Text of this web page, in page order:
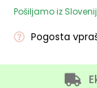
Pošiljamo iz
Pogosta